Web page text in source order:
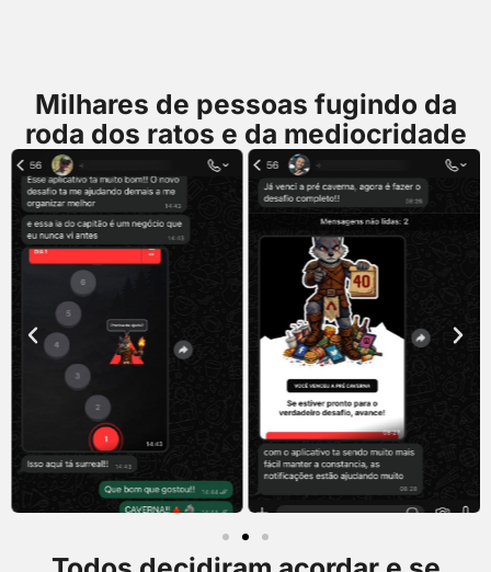
Milhares de pessoas fugindo da
roda dos ratos e da mediocridade